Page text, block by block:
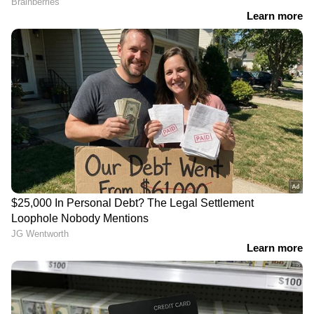
വിശകലനവും സമഗ്രമായ റിപ്പോർട്ടിംഗും —
എല്ലാം ഒരൊറ്റ സ്ഥലത്ത്. ഏത് സമയത്തും,
എവിടെയും വിശ്വസനീയമായ വാർത്തകൾ
ലഭിക്കാൻ Asianet News Malayalam
RECOMMENDED STORIES